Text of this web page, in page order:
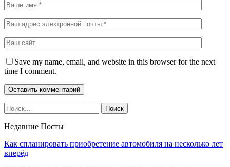
Save my name, email, and website in this browser for the next
time I comment.
Недавние Посты
Как спланировать приобретение автомобиля на несколько лет
вперёд